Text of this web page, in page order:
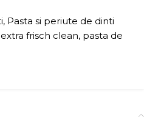
, Pasta si periute de dinti
extra frisch clean, pasta de